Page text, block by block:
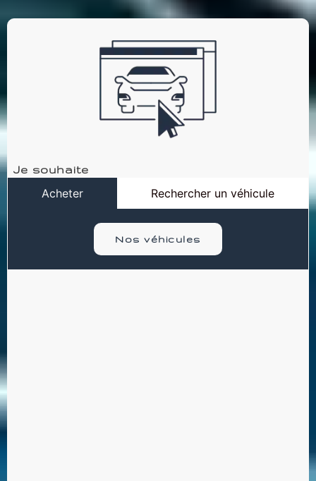
Je souhaite
Acheter Rechercher un véhicule
Nos véhicules